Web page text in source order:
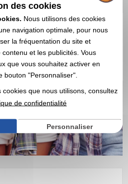
1
des cookies
Nous utilisons des cookies
navigation optimale, pour nous
la fréquentation du site et
et les publicités. Vous
que vous souhaitez activer en
bouton "Personnaliser".
que nous utilisons, consultez
de confidentialité
Personnaliser